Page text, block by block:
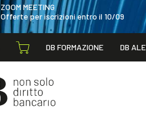
ZOOM MEETING
Offerte per iscrizioni entro il 10/09
DB FORMAZIONE DB